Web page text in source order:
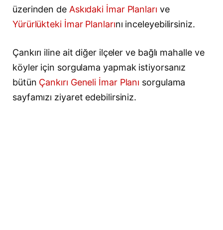
üzerinden de Askıdaki İmar Planları ve
Yürürlükteki İmar Planlarını inceleyebilirsiniz.
Çankırı iline ait diğer ilçeler ve bağlı mahalle ve
köyler için sorgulama yapmak istiyorsanız
bütün Çankırı Geneli İmar Planı sorgulama
sayfamızı ziyaret edebilirsiniz.